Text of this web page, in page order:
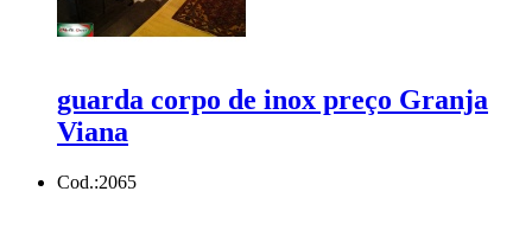
guarda corpo de inox preço Granja
Viana
Cod.:2065